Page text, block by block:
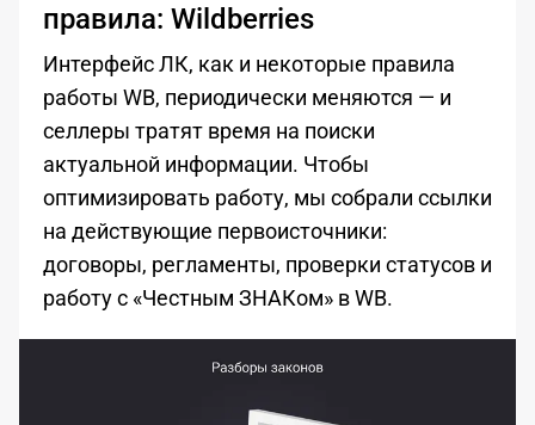
правила: Wildberries
Интерфейс ЛК, как и некоторые правила
работы WB, периодически меняются — и
селлеры тратят время на поиски
актуальной информации. Чтобы
оптимизировать работу, мы собрали ссылки
на действующие первоисточники:
договоры, регламенты, проверки статусов и
работу с «Честным ЗНАКом» в WB.